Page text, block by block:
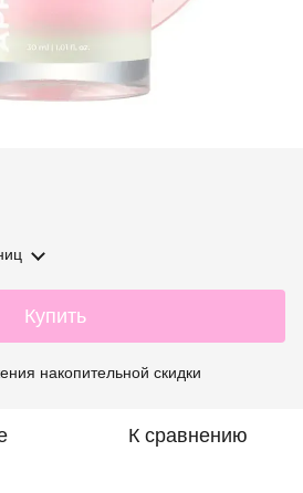
Купить
накопительной скидки
К сравнению